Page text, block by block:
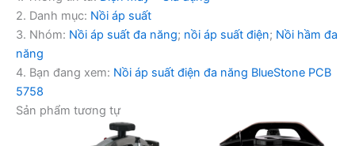
2. Danh mục: Nồi áp suất
3. Nhóm: Nồi áp suất đa năng; nồi áp suất điện; Nồi hầm đa
năng
4. Bạn đang xem: Nồi áp suất điện đa năng BlueStone PCB
5758
Sản phẩm tương tự